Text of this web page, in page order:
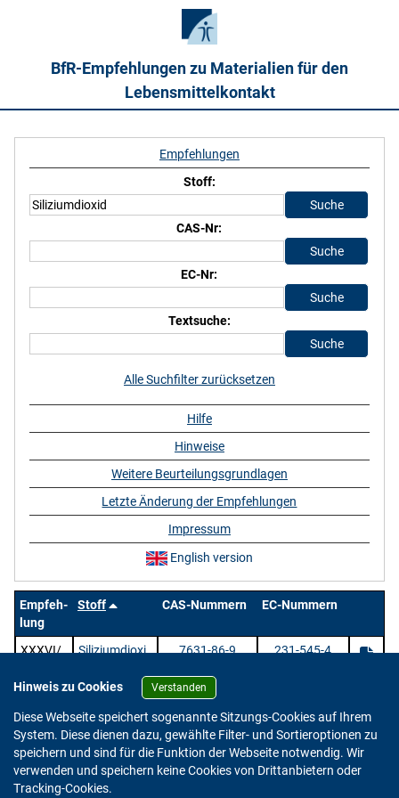
BfR-Empfehlungen zu Materialien für den
Lebensmittelkontakt
Empfeh-
lung
Stoff CAS-Nummern EC-Nummern
XXXVI/
Siliziumdioxi
7631-86-9 231-545-4
1 Stoffe | / 1 | Zeige pro Seite.
Empfehlungen
Stoff:
CAS-Nr:
EC-Nr:
Textsuche:
Alle Suchfilter zurücksetzen
Hilfe
Hinweise
Weitere Beurteilungsgrundlagen
Letzte Änderung der Empfehlungen
Impressum
English version
Hinweis zu Cookies Verstanden
Diese Webseite speichert sogenannte Sitzungs-Cookies auf Ihrem
System. Diese dienen dazu, gewählte Filter- und Sortieroptionen zu
speichern und sind für die Funktion der Webseite notwendig. Wir
verwenden und speichern keine Cookies von Drittanbietern oder
Tracking-Cookies.